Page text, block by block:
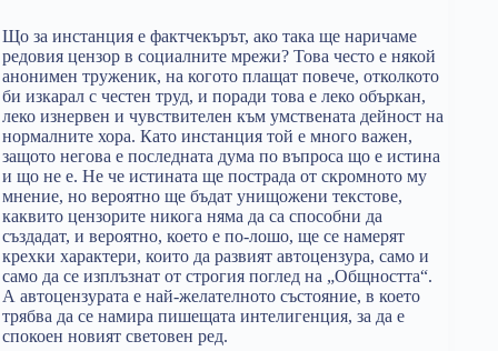
Що за инстанция е фактчекърът, ако така ще наричаме
редовия цензор в социалните мрежи? Това често е някой
анонимен труженик, на когото плащат повече, отколкото
би изкарал с честен труд, и поради това е леко объркан,
леко изнервен и чувствителен към умствената дейност на
нормалните хора. Като инстанция той е много важен,
защото негова е последната дума по въпроса що е истина
и що не е. Не че истината ще пострада от скромното му
мнение, но вероятно ще бъдат унищожени текстове,
каквито цензорите никога няма да са способни да
създадат, и вероятно, което е по-лошо, ще се намерят
крехки характери, които да развият автоцензура, само и
само да се изплъзнат от строгия поглед на „Общността“.
А автоцензурата е най-желателното състояние, в което
трябва да се намира пишещата интелигенция, за да е
спокоен новият световен ред.